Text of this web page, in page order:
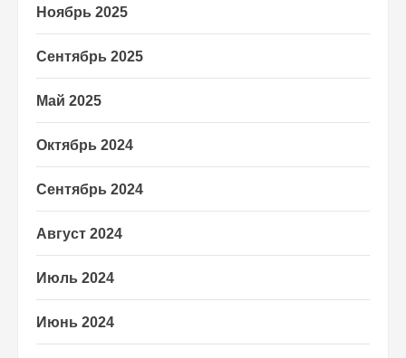
Ноябрь 2025
Сентябрь 2025
Май 2025
Октябрь 2024
Сентябрь 2024
Август 2024
Июль 2024
Июнь 2024